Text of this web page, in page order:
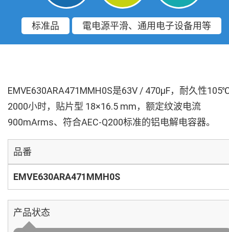
标准品 電电源平滑、通用电子设备用等
EMVE630ARA471MMH0S是63V / 470µF，耐久性
2000小时，贴片型 18×16.5 mm，额定纹波电流
900mArms、符合AEC-Q200标准的铝电解电容器。
品番
EMVE630ARA471MMH0S
产品状态